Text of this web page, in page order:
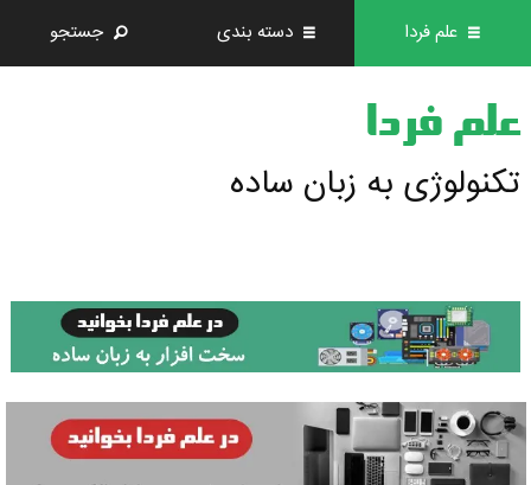
علم فردا دسته بندی جستجو
علم فردا
تکنولوژی به زبان ساده